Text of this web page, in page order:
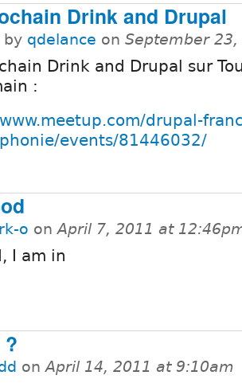
Drink and Drupal
by qdelance on September
Drink and Drupal sur
:
drupal-
events/81446032/
o onApril 7, 2011 at
I am in
onApril 14, 2011 at 9:10am